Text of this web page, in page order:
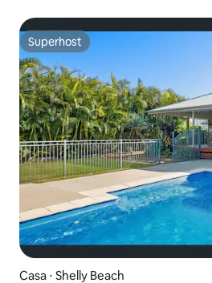
Superhost
Superhost
Casa ⋅ Shelly Beach